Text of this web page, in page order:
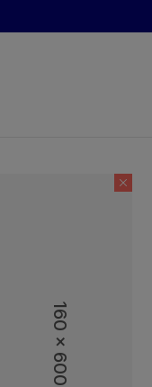
160 x 600
Menuju Revolusi